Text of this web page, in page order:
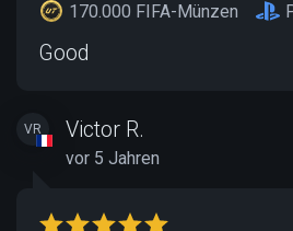
170.000 FIFA-Münzen
Good
VR Victor R.
vor 5 Jahren